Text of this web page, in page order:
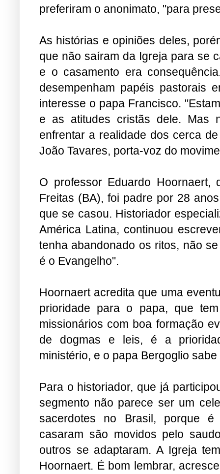
preferiram o anonimato, "para
As histórias e opiniões deles,
que não saíram da Igreja para se
e o casamento era
desempenham papéis pastorais
interesse o papa Francisco.
e as atitudes cristãs dele.
enfrentar a realidade dos cerca
João Tavares, porta-voz do
O professor Eduardo
Freitas (BA), foi padre por 28
que se casou. Historiador
América Latina, continuou
tenha abandonado os ritos, não
é o Evangelho".
Hoornaert acredita que uma
prioridade para o papa, que
missionários com boa formação
de dogmas e leis, é a
ministério, e o papa Bergoglio
Para o historiador, que já
segmento não parece ser um
sacerdotes no Brasil, porque
casaram são movidos pelo
outros se adaptaram. A Igreja
Hoornaert. É bom lembrar,